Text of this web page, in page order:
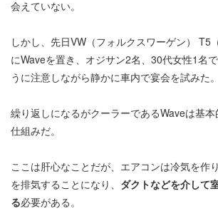
会えていない。
しかし、先日VW（フォルクスワーゲン） T5
にWaveを置き、オジサン2名、30代女性1名
うに注意しながら静かに車内で宴会を試みた。
繰り返しになるがクーラーであるWaveは基
仕組みだ。
ここは肝心なことだが、エアコンは冷気を作
を排気することになり、 ダクトなどを介して
る必要がある。